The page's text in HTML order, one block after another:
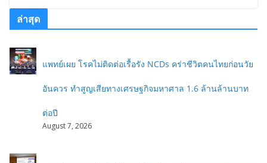
ล่าสุด
แพทย์เผย โรคไม่ติดต่อเรื้อรัง NCDs คร่าชีวิตคนไทยก่อนวัย
อันควร ทำสูญเสียทางเศรษฐกิจมหาศาล 1.6 ล้านล้านบาท
ต่อปี
August 7, 2026